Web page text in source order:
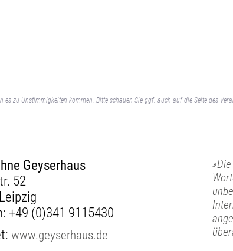
zu Unstimmigkeiten kommen. Bitte schauen Sie ggf. auch auf die Seite des
Geyserhaus
52
+49 (0)341 9115430
www.geyserhaus.de